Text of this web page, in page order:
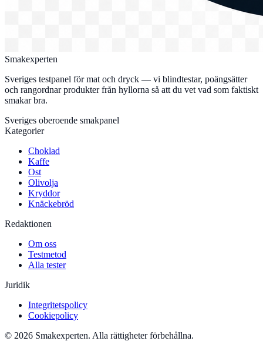
Smakexperten
Sveriges testpanel för mat och dryck — vi blindtestar, poängsätter
och rangordnar produkter från hyllorna så att du vet vad som faktiskt
smakar bra.
Sveriges oberoende smakpanel
Kategorier
Choklad
Kaffe
Ost
Olivolja
Kryddor
Knäckebröd
Redaktionen
Om oss
Testmetod
Alla tester
Juridik
Integritetspolicy
Cookiepolicy
© 2026 Smakexperten. Alla rättigheter förbehållna.